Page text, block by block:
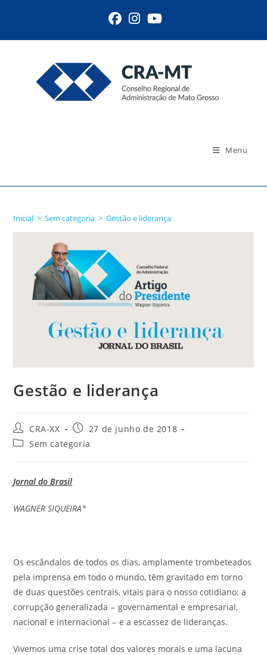
Menu
Inicial > Sem categoria > Gestão e liderança
Gestão e liderança
Autor
do
post:
CRA-XX
Post
publicado:
27 de junho de 2018
Categoria
Sem categoria
Jornal do Brasil
WAGNER SIQUEIRA*
Os escândalos de todos os dias, amplamente trombeteados
pela imprensa em todo o mundo, têm gravitado em torno
de duas questões centrais, vitais para o nosso cotidiano: a
corrupção generalizada – governamental e empresarial,
nacional e internacional – e a escassez de lideranças.
Vivemos uma crise total dos valores morais e uma lacuna